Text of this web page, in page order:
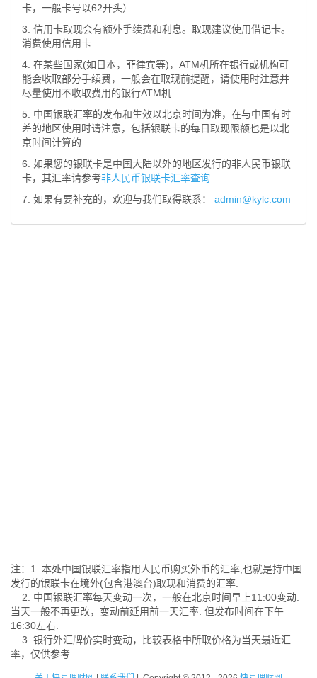
卡，一般卡号以62开头）
3. 信用卡取现会有额外手续费和利息。取现建议使用借记卡。
消费使用信用卡
4. 在某些国家(如日本，菲律宾等)，ATM机所在银行或机构可
能会收取部分手续费，一般会在取现前提醒，请使用时注意并
尽量使用不收取费用的银行ATM机
5. 中国银联汇率的发布和生效以北京时间为准，在与中国有时
差的地区使用时请注意，包括银联卡的每日取现限额也是以北
京时间计算的
6. 如果您的银联卡是中国大陆以外的地区发行的非人民币银联
卡，其汇率请参考非人民币银联卡汇率查询
7. 如果有要补充的，欢迎与我们取得联系： admin@kylc.com
注：1. 本处中国银联汇率指用人民币购买外币的汇率,也就是持中国
发行的银联卡在境外(包含港澳台)取现和消费的汇率.
2. 中国银联汇率每天变动一次，一般在北京时间早上11:00变动.
当天一般不再更改，变动前延用前一天汇率. 但发布时间在下午
16:30左右.
3. 银行外汇牌价实时变动，比较表格中所取价格为当天最近汇
率，仅供参考.